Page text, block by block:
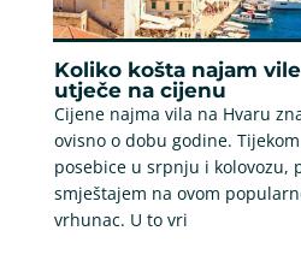
Koliko košta najam
utječe na cijenu
Cijene najma vila na Hvaru
ovisno o dobu godine.
posebice u srpnju i kolovozu,
smještajem na ovom
vrhunac. U to vri